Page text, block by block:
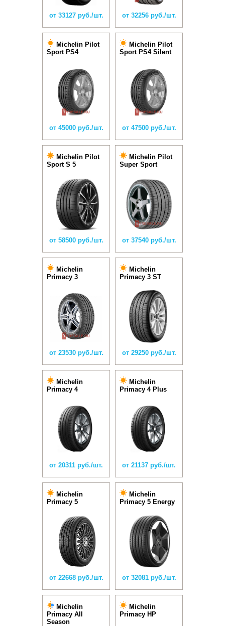
от 33127 руб./шт. от 32256 руб./шт.
Michelin Pilot
Sport PS4
от 45000 руб./шт.
Michelin Pilot
Sport PS4 Silent
от 47500 руб./шт.
Michelin Pilot
Sport S 5
от 58500 руб./шт.
Michelin Pilot
Super Sport
от 37540 руб./шт.
Michelin
Primacy 3
от 23530 руб./шт.
Michelin
Primacy 3 ST
от 29250 руб./шт.
Michelin
Primacy 4
от 20311 руб./шт.
Michelin
Primacy 4 Plus
от 21137 руб./шт.
Michelin
Primacy 5
от 22668 руб./шт.
Michelin
Primacy 5 Energy
от 32081 руб./шт.
Michelin
Primacy All
Season
Michelin
Primacy HP